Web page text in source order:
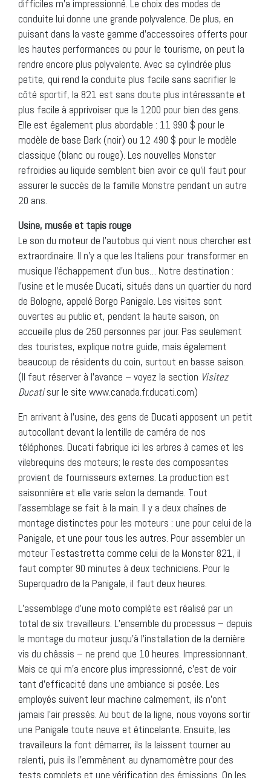
difficiles m’a impressionné. Le choix des modes de
conduite lui donne une grande polyvalence. De plus, en
puisant dans la vaste gamme d’accessoires offerts pour
les hautes performances ou pour le tourisme, on peut la
rendre encore plus polyvalente. Avec sa cylindrée plus
petite, qui rend la conduite plus facile sans sacrifier le
côté sportif, la 821 est sans doute plus intéressante et
plus facile à apprivoiser que la 1200 pour bien des gens.
Elle est également plus abordable : 11 990 $ pour le
modèle de base Dark (noir) ou 12 490 $ pour le modèle
classique (blanc ou rouge). Les nouvelles Monster
refroidies au liquide semblent bien avoir ce qu’il faut pour
assurer le succès de la famille Monstre pendant un autre
20 ans.
Usine, musée et tapis rouge
Le son du moteur de l’autobus qui vient nous chercher est
extraordinaire. Il n’y a que les Italiens pour transformer en
musique l’échappement d’un bus… Notre destination :
l’usine et le musée Ducati, situés dans un quartier du nord
de Bologne, appelé Borgo Panigale. Les visites sont
ouvertes au public et, pendant la haute saison, on
accueille plus de 250 personnes par jour. Pas seulement
des touristes, explique notre guide, mais également
beaucoup de résidents du coin, surtout en basse saison.
(Il faut réserver à l’avance – voyez la section Visitez
Ducatisur le site www.canada.fr.ducati.com)
En arrivant à l’usine, des gens de Ducati apposent un petit
autocollant devant la lentille de caméra de nos
téléphones. Ducati fabrique ici les arbres à cames et les
vilebrequins des moteurs; le reste des composantes
provient de fournisseurs externes. La production est
saisonnière et elle varie selon la demande. Tout
l’assemblage se fait à la main. Il y a deux chaînes de
montage distinctes pour les moteurs : une pour celui de la
Panigale, et une pour tous les autres. Pour assembler un
moteur Testastretta comme celui de la Monster 821, il
faut compter 90 minutes à deux techniciens. Pour le
Superquadro de la Panigale, il faut deux heures.
L’assemblage d’une moto complète est réalisé par un
total de six travailleurs. L’ensemble du processus – depuis
le montage du moteur jusqu’à l’installation de la dernière
vis du châssis – ne prend que 10 heures. Impressionnant.
Mais ce qui m’a encore plus impressionné, c’est de voir
tant d’efficacité dans une ambiance si posée. Les
employés suivent leur machine calmement, ils n’ont
jamais l’air pressés. Au bout de la ligne, nous voyons sortir
une Panigale toute neuve et étincelante. Ensuite, les
travailleurs la font démarrer, ils la laissent tourner au
ralenti, puis ils l’emmènent au dynamomètre pour des
tests complets et une vérification des émissions. On les